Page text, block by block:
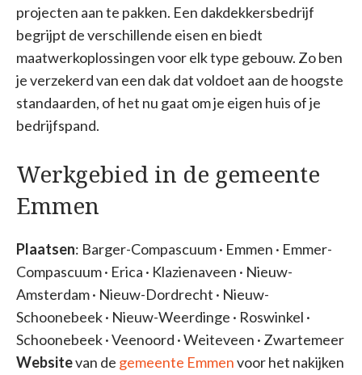
projecten aan te pakken. Een dakdekkersbedrijf
begrijpt de verschillende eisen en biedt
maatwerkoplossingen voor elk type gebouw. Zo ben
je verzekerd van een dak dat voldoet aan de hoogste
standaarden, of het nu gaat om je eigen huis of je
bedrijfspand.
Werkgebied in de gemeente
Emmen
Plaatsen: Barger-Compascuum · Emmen · Emmer-
Compascuum · Erica · Klazienaveen · Nieuw-
Amsterdam · Nieuw-Dordrecht · Nieuw-
Schoonebeek · Nieuw-Weerdinge · Roswinkel ·
Schoonebeek · Veenoord · Weiteveen · Zwartemeer
Websitevan de gemeente Emmenvoor het nakijken